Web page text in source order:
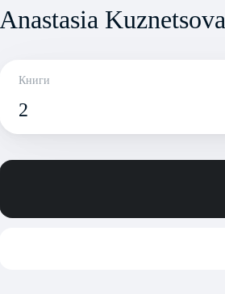
Anastasia Kuznetsova
Книги
2